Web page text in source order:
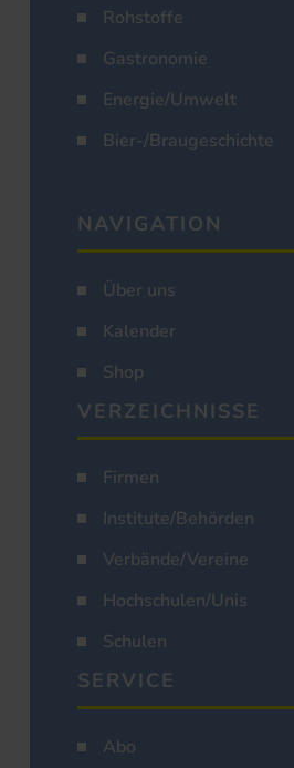
Rohstoffe
Gastronomie
Energie/Umwelt
Bier-/Braugeschichte
NAVIGATION
Über uns
Kalender
Shop
VERZEICHNISSE
Firmen
Institute/Behörden
Verbände/Vereine
Hochschulen/Unis
Schulen
SERVICE
Abo